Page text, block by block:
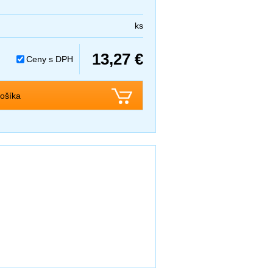
ks
Ceny s DPH 13,27 €